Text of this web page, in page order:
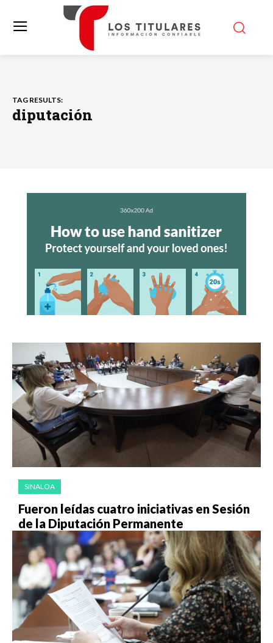
TAG RESULTS:
diputación
SINALOA
Fueron leídas cuatro iniciativas en Sesión
de la Diputación Permanente